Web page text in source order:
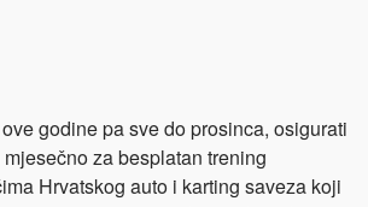
godine pa sve do prosinca, osigurati
za besplatan trening
Hrvatskog auto i karting saveza koji